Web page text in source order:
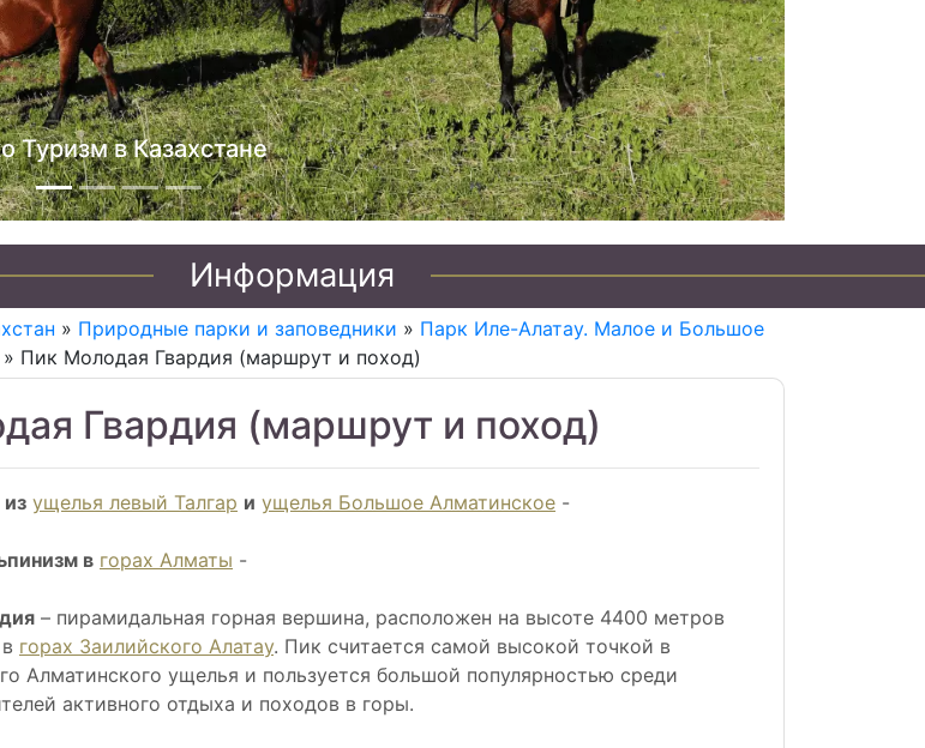
туры по Казахстану
Информация
» Природные парки и заповедники » Парк Иле-Алатау. Малое и Большое
» Пик Молодая Гвардия (маршрут и поход)
Гвардия (маршрут и поход)
ущелья левый Талгар и ущелья Большое Алматинское -
в горах Алматы -
– пирамидальная горная вершина, расположен на высоте 4400 метров
горах Заилийского Алатау. Пик считается самой высокой точкой в
Алматинского ущелья и пользуется большой популярностью среди
активного отдыха и походов в горы.